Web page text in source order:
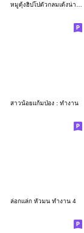
หมูดุ้งฮิปโปตัวกลมเด้งน่ารัก
สาวน้อยแก้มป่อง : ทำงาน
ล่อกแล่ก หัวมน ทำงาน 4